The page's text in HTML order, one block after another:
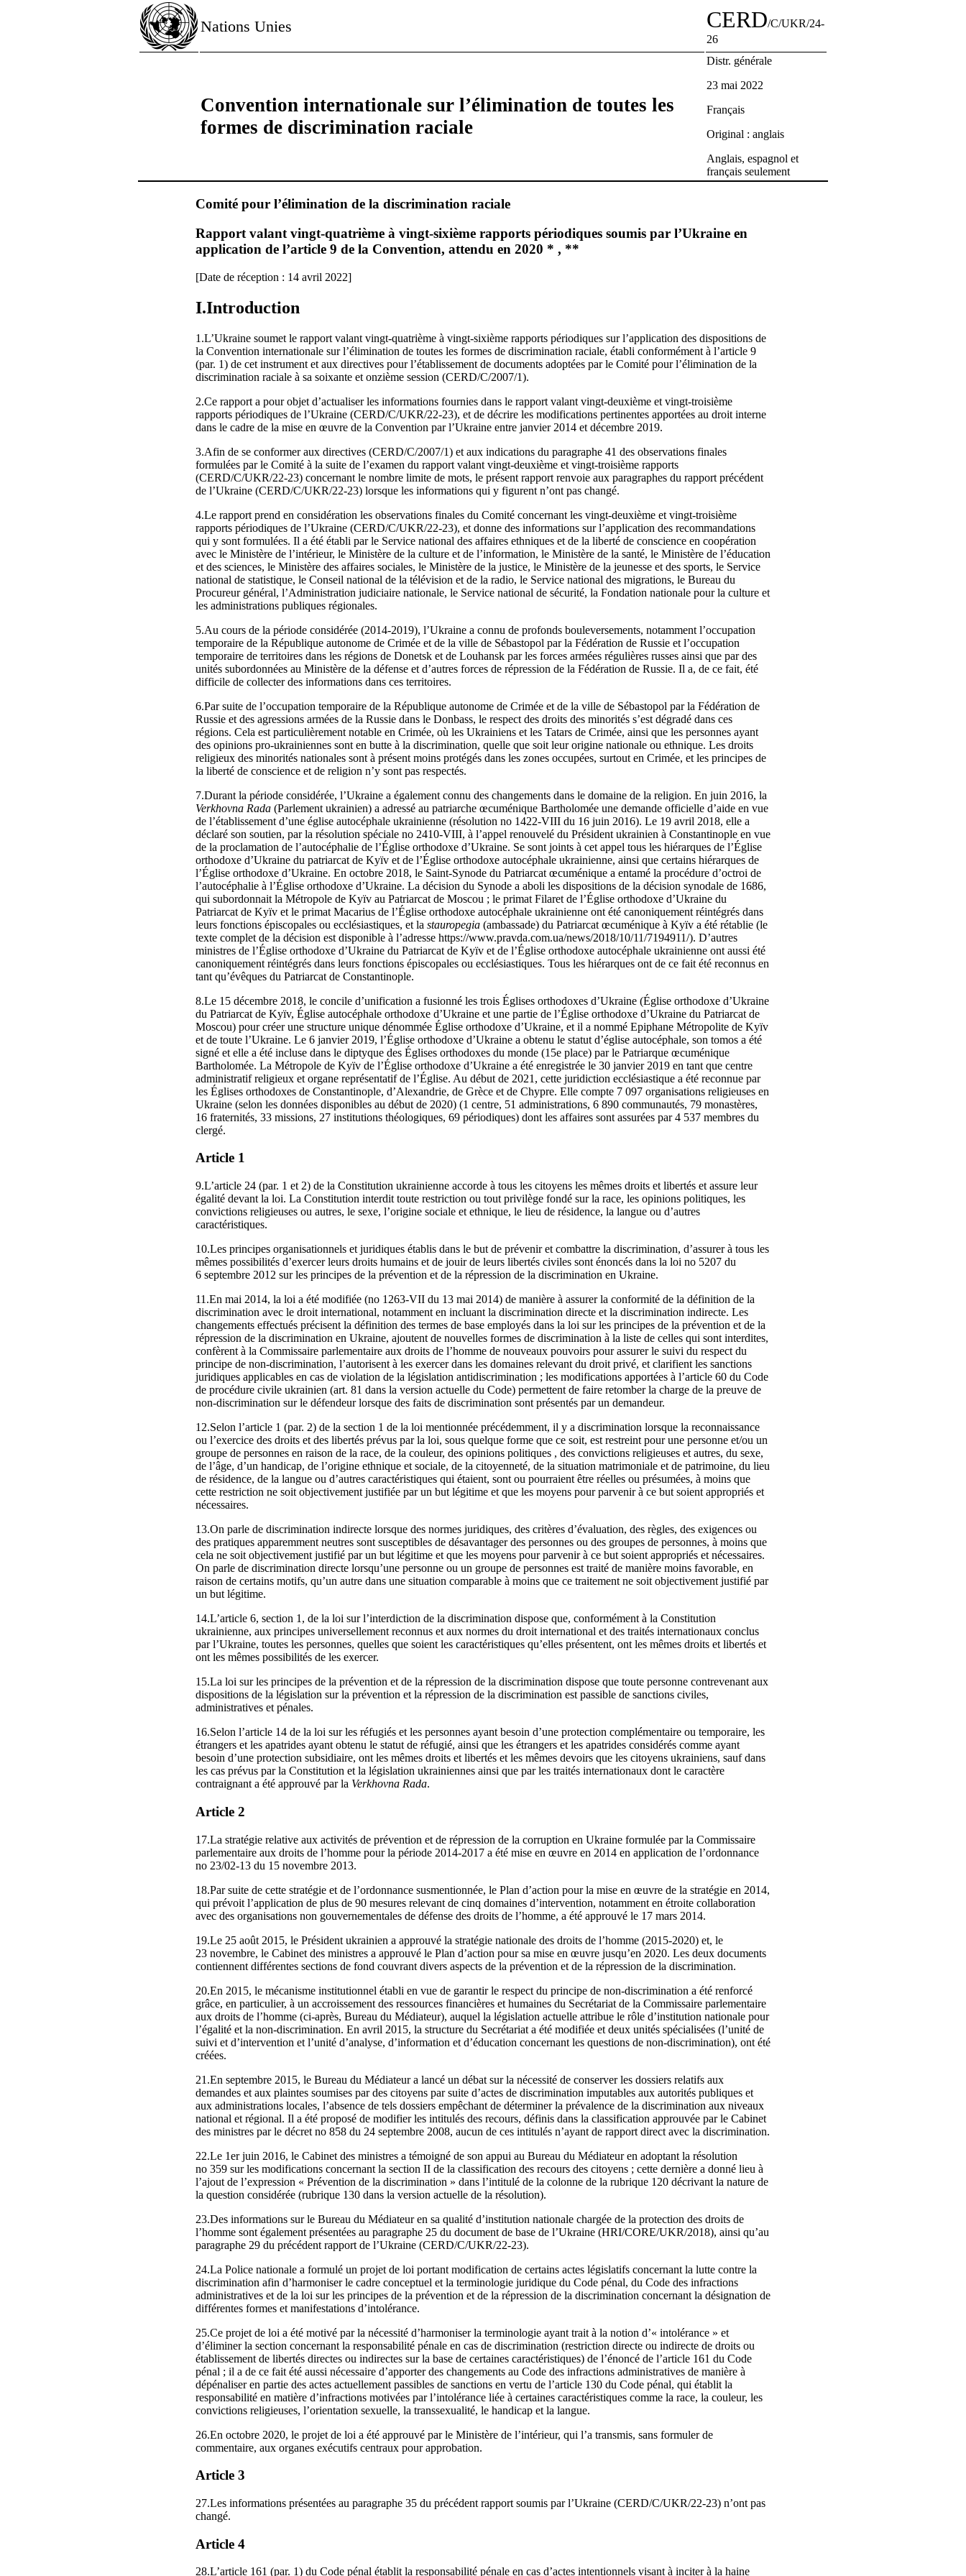
Nations Unies CERD/C/UKR/24-
26
Convention internationale sur l’élimination de toutes les
formes de discrimination raciale
Distr. générale
23 mai 2022
Français
Original : anglais
Anglais, espagnol et
français seulement
Comité pour l’élimination de la discrimination raciale
Rapport valant vingt-quatrième à vingt-sixième rapports périodiques soumis par l’Ukraine en
application de l’article 9 de la Convention, attendu en 2020 * , **
[Date de réception : 14 avril 2022]
I.Introduction
1.L’Ukraine soumet le rapport valant vingt-quatrième à vingt-sixième rapports périodiques sur l’application des dispositions de
la Convention internationale sur l’élimination de toutes les formes de discrimination raciale, établi conformément à l’article 9
(par. 1) de cet instrument et aux directives pour l’établissement de documents adoptées par le Comité pour l’élimination de la
discrimination raciale à sa soixante et onzième session (CERD/C/2007/1).
2.Ce rapport a pour objet d’actualiser les informations fournies dans le rapport valant vingt‑deuxième et vingt-troisième
rapports périodiques de l’Ukraine (CERD/C/UKR/22-23), et de décrire les modifications pertinentes apportées au droit interne
dans le cadre de la mise en œuvre de la Convention par l’Ukraine entre janvier 2014 et décembre 2019.
3.Afin de se conformer aux directives (CERD/C/2007/1) et aux indications du paragraphe 41 des observations finales
formulées par le Comité à la suite de l’examen du rapport valant vingt-deuxième et vingt-troisième rapports
(CERD/C/UKR/22-23) concernant le nombre limite de mots, le présent rapport renvoie aux paragraphes du rapport précédent
de l’Ukraine (CERD/C/UKR/22-23) lorsque les informations qui y figurent n’ont pas changé.
4.Le rapport prend en considération les observations finales du Comité concernant les vingt‑deuxième et vingt-troisième
rapports périodiques de l’Ukraine (CERD/C/UKR/22-23), et donne des informations sur l’application des recommandations
qui y sont formulées. Il a été établi par le Service national des affaires ethniques et de la liberté de conscience en coopération
avec le Ministère de l’intérieur, le Ministère de la culture et de l’information, le Ministère de la santé, le Ministère de l’éducation
et des sciences, le Ministère des affaires sociales, le Ministère de la justice, le Ministère de la jeunesse et des sports, le Service
national de statistique, le Conseil national de la télévision et de la radio, le Service national des migrations, le Bureau du
Procureur général, l’Administration judiciaire nationale, le Service national de sécurité, la Fondation nationale pour la culture et
les administrations publiques régionales.
5.Au cours de la période considérée (2014-2019), l’Ukraine a connu de profonds bouleversements, notamment l’occupation
temporaire de la République autonome de Crimée et de la ville de Sébastopol par la Fédération de Russie et l’occupation
temporaire de territoires dans les régions de Donetsk et de Louhansk par les forces armées régulières russes ainsi que par des
unités subordonnées au Ministère de la défense et d’autres forces de répression de la Fédération de Russie. Il a, de ce fait, été
difficile de collecter des informations dans ces territoires.
6.Par suite de l’occupation temporaire de la République autonome de Crimée et de la ville de Sébastopol par la Fédération de
Russie et des agressions armées de la Russie dans le Donbass, le respect des droits des minorités s’est dégradé dans ces
régions. Cela est particulièrement notable en Crimée, où les Ukrainiens et les Tatars de Crimée, ainsi que les personnes ayant
des opinions pro-ukrainiennes sont en butte à la discrimination, quelle que soit leur origine nationale ou ethnique. Les droits
religieux des minorités nationales sont à présent moins protégés dans les zones occupées, surtout en Crimée, et les principes de
la liberté de conscience et de religion n’y sont pas respectés.
7.Durant la période considérée, l’Ukraine a également connu des changements dans le domaine de la religion. En juin 2016, la
Verkhovna Rada (Parlement ukrainien) a adressé au patriarche œcuménique Bartholomée une demande officielle d’aide en vue
de l’établissement d’une église autocéphale ukrainienne (résolution no 1422-VIII du 16 juin 2016). Le 19 avril 2018, elle a
déclaré son soutien, par la résolution spéciale no 2410-VIII, à l’appel renouvelé du Président ukrainien à Constantinople en vue
de la proclamation de l’autocéphalie de l’Église orthodoxe d’Ukraine. Se sont joints à cet appel tous les hiérarques de l’Église
orthodoxe d’Ukraine du patriarcat de Kyïv et de l’Église orthodoxe autocéphale ukrainienne, ainsi que certains hiérarques de
l’Église orthodoxe d’Ukraine. En octobre 2018, le Saint‑Synode du Patriarcat œcuménique a entamé la procédure d’octroi de
l’autocéphalie à l’Église orthodoxe d’Ukraine. La décision du Synode a aboli les dispositions de la décision synodale de 1686,
qui subordonnait la Métropole de Kyïv au Patriarcat de Moscou ; le primat Filaret de l’Église orthodoxe d’Ukraine du
Patriarcat de Kyïv et le primat Macarius de l’Église orthodoxe autocéphale ukrainienne ont été canoniquement réintégrés dans
leurs fonctions épiscopales ou ecclésiastiques, et la stauropegia (ambassade) du Patriarcat œcuménique à Kyïv a été rétablie (le
texte complet de la décision est disponible à l’adresse https://www.pravda.com.ua/news/2018/10/11/7194911/). D’autres
ministres de l’Église orthodoxe d’Ukraine du Patriarcat de Kyïv et de l’Église orthodoxe autocéphale ukrainienne ont aussi été
canoniquement réintégrés dans leurs fonctions épiscopales ou ecclésiastiques. Tous les hiérarques ont de ce fait été reconnus en
tant qu’évêques du Patriarcat de Constantinople.
8.Le 15 décembre 2018, le concile d’unification a fusionné les trois Églises orthodoxes d’Ukraine (Église orthodoxe d’Ukraine
du Patriarcat de Kyïv, Église autocéphale orthodoxe d’Ukraine et une partie de l’Église orthodoxe d’Ukraine du Patriarcat de
Moscou) pour créer une structure unique dénommée Église orthodoxe d’Ukraine, et il a nommé Epiphane Métropolite de Kyïv
et de toute l’Ukraine. Le 6 janvier 2019, l’Église orthodoxe d’Ukraine a obtenu le statut d’église autocéphale, son tomos a été
signé et elle a été incluse dans le diptyque des Églises orthodoxes du monde (15e place) par le Patriarque œcuménique
Bartholomée. La Métropole de Kyïv de l’Église orthodoxe d’Ukraine a été enregistrée le 30 janvier 2019 en tant que centre
administratif religieux et organe représentatif de l’Église. Au début de 2021, cette juridiction ecclésiastique a été reconnue par
les Églises orthodoxes de Constantinople, d’Alexandrie, de Grèce et de Chypre. Elle compte 7 097 organisations religieuses en
Ukraine (selon les données disponibles au début de 2020) (1 centre, 51 administrations, 6 890 communautés, 79 monastères,
16 fraternités, 33 missions, 27 institutions théologiques, 69 périodiques) dont les affaires sont assurées par 4 537 membres du
clergé.
Article 1
9.L’article 24 (par. 1 et 2) de la Constitution ukrainienne accorde à tous les citoyens les mêmes droits et libertés et assure leur
égalité devant la loi. La Constitution interdit toute restriction ou tout privilège fondé sur la race, les opinions politiques, les
convictions religieuses ou autres, le sexe, l’origine sociale et ethnique, le lieu de résidence, la langue ou d’autres
caractéristiques.
10.Les principes organisationnels et juridiques établis dans le but de prévenir et combattre la discrimination, d’assurer à tous les
mêmes possibilités d’exercer leurs droits humains et de jouir de leurs libertés civiles sont énoncés dans la loi no 5207 du
6 septembre 2012 sur les principes de la prévention et de la répression de la discrimination en Ukraine.
11.En mai 2014, la loi a été modifiée (no 1263-VII du 13 mai 2014) de manière à assurer la conformité de la définition de la
discrimination avec le droit international, notamment en incluant la discrimination directe et la discrimination indirecte. Les
changements effectués précisent la définition des termes de base employés dans la loi sur les principes de la prévention et de la
répression de la discrimination en Ukraine, ajoutent de nouvelles formes de discrimination à la liste de celles qui sont interdites,
confèrent à la Commissaire parlementaire aux droits de l’homme de nouveaux pouvoirs pour assurer le suivi du respect du
principe de non-discrimination, l’autorisent à les exercer dans les domaines relevant du droit privé, et clarifient les sanctions
juridiques applicables en cas de violation de la législation antidiscrimination ; les modifications apportées à l’article 60 du Code
de procédure civile ukrainien (art. 81 dans la version actuelle du Code) permettent de faire retomber la charge de la preuve de
non-discrimination sur le défendeur lorsque des faits de discrimination sont présentés par un demandeur.
12.Selon l’article 1 (par. 2) de la section 1 de la loi mentionnée précédemment, il y a discrimination lorsque la reconnaissance
ou l’exercice des droits et des libertés prévus par la loi, sous quelque forme que ce soit, est restreint pour une personne et/ou un
groupe de personnes en raison de la race, de la couleur, des opinions politiques , des convictions religieuses et autres, du sexe,
de l’âge, d’un handicap, de l’origine ethnique et sociale, de la citoyenneté, de la situation matrimoniale et de patrimoine, du lieu
de résidence, de la langue ou d’autres caractéristiques qui étaient, sont ou pourraient être réelles ou présumées, à moins que
cette restriction ne soit objectivement justifiée par un but légitime et que les moyens pour parvenir à ce but soient appropriés et
nécessaires.
13.On parle de discrimination indirecte lorsque des normes juridiques, des critères d’évaluation, des règles, des exigences ou
des pratiques apparemment neutres sont susceptibles de désavantager des personnes ou des groupes de personnes, à moins que
cela ne soit objectivement justifié par un but légitime et que les moyens pour parvenir à ce but soient appropriés et nécessaires.
On parle de discrimination directe lorsqu’une personne ou un groupe de personnes est traité de manière moins favorable, en
raison de certains motifs, qu’un autre dans une situation comparable à moins que ce traitement ne soit objectivement justifié par
un but légitime.
14.L’article 6, section 1, de la loi sur l’interdiction de la discrimination dispose que, conformément à la Constitution
ukrainienne, aux principes universellement reconnus et aux normes du droit international et des traités internationaux conclus
par l’Ukraine, toutes les personnes, quelles que soient les caractéristiques qu’elles présentent, ont les mêmes droits et libertés et
ont les mêmes possibilités de les exercer.
15.La loi sur les principes de la prévention et de la répression de la discrimination dispose que toute personne contrevenant aux
dispositions de la législation sur la prévention et la répression de la discrimination est passible de sanctions civiles,
administratives et pénales.
16.Selon l’article 14 de la loi sur les réfugiés et les personnes ayant besoin d’une protection complémentaire ou temporaire, les
étrangers et les apatrides ayant obtenu le statut de réfugié, ainsi que les étrangers et les apatrides considérés comme ayant
besoin d’une protection subsidiaire, ont les mêmes droits et libertés et les mêmes devoirs que les citoyens ukrainiens, sauf dans
les cas prévus par la Constitution et la législation ukrainiennes ainsi que par les traités internationaux dont le caractère
contraignant a été approuvé par la Verkhovna Rada.
Article 2
17.La stratégie relative aux activités de prévention et de répression de la corruption en Ukraine formulée par la Commissaire
parlementaire aux droits de l’homme pour la période 2014‑2017 a été mise en œuvre en 2014 en application de l’ordonnance
no 23/02-13 du 15 novembre 2013.
18.Par suite de cette stratégie et de l’ordonnance susmentionnée, le Plan d’action pour la mise en œuvre de la stratégie en 2014,
qui prévoit l’application de plus de 90 mesures relevant de cinq domaines d’intervention, notamment en étroite collaboration
avec des organisations non gouvernementales de défense des droits de l’homme, a été approuvé le 17 mars 2014.
19.Le 25 août 2015, le Président ukrainien a approuvé la stratégie nationale des droits de l’homme (2015-2020) et, le
23 novembre, le Cabinet des ministres a approuvé le Plan d’action pour sa mise en œuvre jusqu’en 2020. Les deux documents
contiennent différentes sections de fond couvrant divers aspects de la prévention et de la répression de la discrimination.
20.En 2015, le mécanisme institutionnel établi en vue de garantir le respect du principe de non-discrimination a été renforcé
grâce, en particulier, à un accroissement des ressources financières et humaines du Secrétariat de la Commissaire parlementaire
aux droits de l’homme (ci-après, Bureau du Médiateur), auquel la législation actuelle attribue le rôle d’institution nationale pour
l’égalité et la non-discrimination. En avril 2015, la structure du Secrétariat a été modifiée et deux unités spécialisées (l’unité de
suivi et d’intervention et l’unité d’analyse, d’information et d’éducation concernant les questions de non‑discrimination), ont été
créées.
21.En septembre 2015, le Bureau du Médiateur a lancé un débat sur la nécessité de conserver les dossiers relatifs aux
demandes et aux plaintes soumises par des citoyens par suite d’actes de discrimination imputables aux autorités publiques et
aux administrations locales, l’absence de tels dossiers empêchant de déterminer la prévalence de la discrimination aux niveaux
national et régional. Il a été proposé de modifier les intitulés des recours, définis dans la classification approuvée par le Cabinet
des ministres par le décret no 858 du 24 septembre 2008, aucun de ces intitulés n’ayant de rapport direct avec la discrimination.
22.Le 1er juin 2016, le Cabinet des ministres a témoigné de son appui au Bureau du Médiateur en adoptant la résolution
no 359 sur les modifications concernant la section II de la classification des recours des citoyens ; cette dernière a donné lieu à
l’ajout de l’expression « Prévention de la discrimination » dans l’intitulé de la colonne de la rubrique 120 décrivant la nature de
la question considérée (rubrique 130 dans la version actuelle de la résolution).
23.Des informations sur le Bureau du Médiateur en sa qualité d’institution nationale chargée de la protection des droits de
l’homme sont également présentées au paragraphe 25 du document de base de l’Ukraine (HRI/CORE/UKR/2018), ainsi qu’au
paragraphe 29 du précédent rapport de l’Ukraine (CERD/C/UKR/22-23).
24.La Police nationale a formulé un projet de loi portant modification de certains actes législatifs concernant la lutte contre la
discrimination afin d’harmoniser le cadre conceptuel et la terminologie juridique du Code pénal, du Code des infractions
administratives et de la loi sur les principes de la prévention et de la répression de la discrimination concernant la désignation de
différentes formes et manifestations d’intolérance.
25.Ce projet de loi a été motivé par la nécessité d’harmoniser la terminologie ayant trait à la notion d’« intolérance » et
d’éliminer la section concernant la responsabilité pénale en cas de discrimination (restriction directe ou indirecte de droits ou
établissement de libertés directes ou indirectes sur la base de certaines caractéristiques) de l’énoncé de l’article 161 du Code
pénal ; il a de ce fait été aussi nécessaire d’apporter des changements au Code des infractions administratives de manière à
dépénaliser en partie des actes actuellement passibles de sanctions en vertu de l’article 130 du Code pénal, qui établit la
responsabilité en matière d’infractions motivées par l’intolérance liée à certaines caractéristiques comme la race, la couleur, les
convictions religieuses, l’orientation sexuelle, la transsexualité, le handicap et la langue.
26.En octobre 2020, le projet de loi a été approuvé par le Ministère de l’intérieur, qui l’a transmis, sans formuler de
commentaire, aux organes exécutifs centraux pour approbation.
Article 3
27.Les informations présentées au paragraphe 35 du précédent rapport soumis par l’Ukraine (CERD/C/UKR/22-23) n’ont pas
changé.
Article 4
28.L’article 161 (par. 1) du Code pénal établit la responsabilité pénale en cas d’actes intentionnels visant à inciter à la haine